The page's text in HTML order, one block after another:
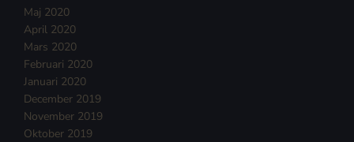
Maj 2020
April 2020
Mars 2020
Februari 2020
Januari 2020
December 2019
November 2019
Oktober 2019